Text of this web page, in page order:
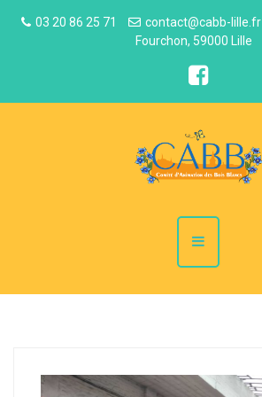
03 20 86 25 71 contact@cabb-lille.fr
Fourchon, 59000 Lille